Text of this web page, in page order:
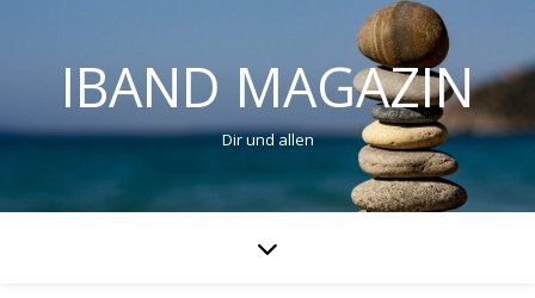
IBAND MAGAZIN
Dir und allen